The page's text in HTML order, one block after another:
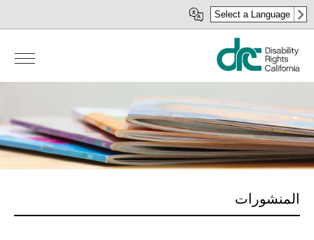
Skip
to
main
content
Select a Language
المنشورات